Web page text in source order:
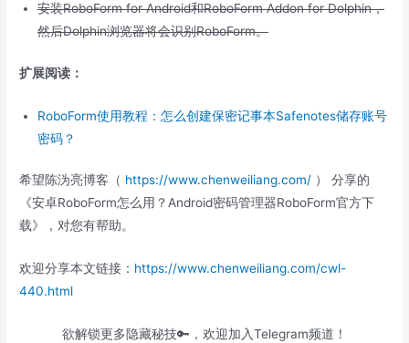
安装RoboForm for Android和RoboForm Addon for Dolphin，
然后Dolphin浏览器将会识别RoboForm。
扩展阅读：
RoboForm使用教程：怎么创建保密记事本Safenotes储存账号
密码？
希望陈沩亮博客（ https://www.chenweiliang.com/ ） 分享的
《安卓RoboForm怎么用？Android密码管理器RoboForm官方下
载》，对您有帮助。
欢迎分享本文链接： https://www.chenweiliang.com/cwl-
440.html
欲解锁更多隐藏秘技🔑，欢迎加入Telegram频道！